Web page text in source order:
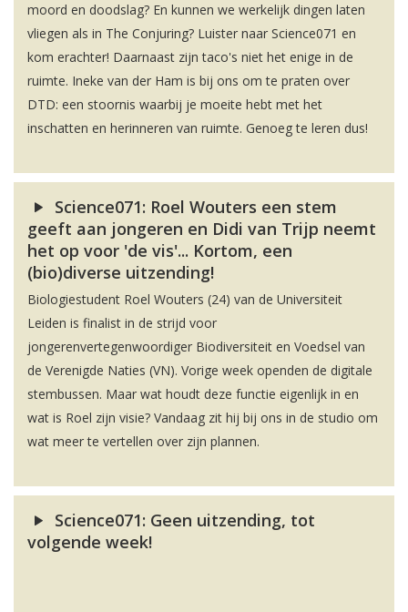
moord en doodslag? En kunnen we werkelijk dingen laten
vliegen als in The Conjuring? Luister naar Science071 en
kom erachter! Daarnaast zijn taco's niet het enige in de
ruimte. Ineke van der Ham is bij ons om te praten over
DTD: een stoornis waarbij je moeite hebt met het
inschatten en herinneren van ruimte. Genoeg te leren dus!
Science071: Roel Wouters een stem
geeft aan jongeren en Didi van Trijp neemt
het op voor 'de vis'... Kortom, een
(bio)diverse uitzending!
Biologiestudent Roel Wouters (24) van de Universiteit
Leiden is finalist in de strijd voor
jongerenvertegenwoordiger Biodiversiteit en Voedsel van
de Verenigde Naties (VN). Vorige week openden de digitale
stembussen. Maar wat houdt deze functie eigenlijk in en
wat is Roel zijn visie? Vandaag zit hij bij ons in de studio om
wat meer te vertellen over zijn plannen.
Science071: Geen uitzending, tot
volgende week!